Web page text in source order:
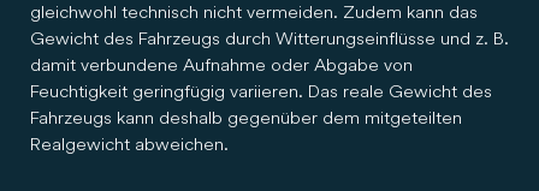
gleichwohl technisch nicht vermeiden. Zudem kann das
Gewicht des Fahrzeugs durch Witterungseinflüsse und z. B.
damit verbundene Aufnahme oder Abgabe von
Feuchtigkeit geringfügig variieren. Das reale Gewicht des
Fahrzeugs kann deshalb gegenüber dem mitgeteilten
Realgewicht abweichen.